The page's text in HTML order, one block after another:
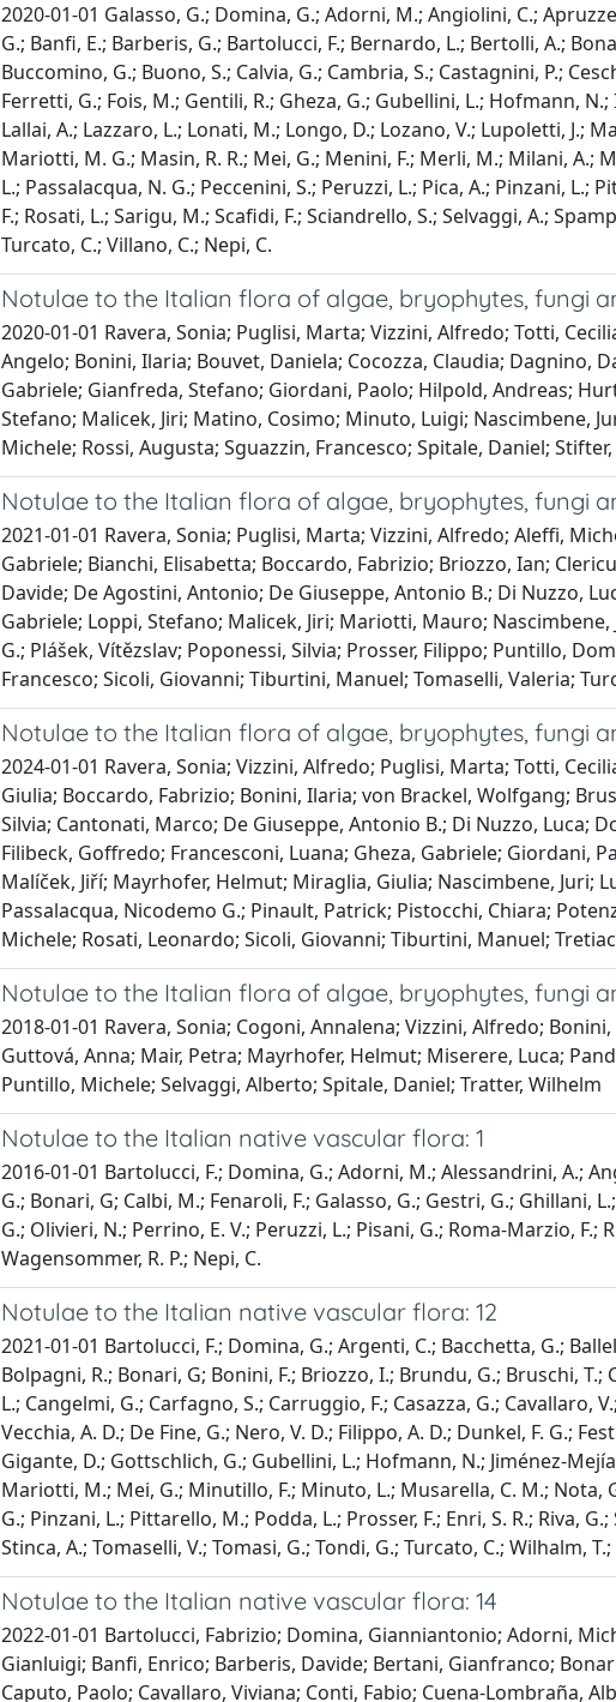
2020-01-01 Galasso, G.; Domina, G.; Adorni, M.; Angiolini, C.;
G.; Banfi, E.; Barberis, G.; Bartolucci, F.; Bernardo, L.; Bertolli, A.;
Buccomino, G.; Buono, S.; Calvia, G.; Cambria, S.; Castagnini, P.;
Ferretti, G.; Fois, M.; Gentili, R.; Gheza, G.; Gubellini, L.; Hofmann,
Lallai, A.; Lazzaro, L.; Lonati, M.; Longo, D.; Lozano, V.; Lupoletti, J.;
Mariotti, M. G.; Masin, R. R.; Mei, G.; Menini, F.; Merli, M.; Milani,
L.; Passalacqua, N. G.; Peccenini, S.; Peruzzi, L.; Pica, A.; Pinzani, L.;
F.; Rosati, L.; Sarigu, M.; Scafidi, F.; Sciandrello, S.; Selvaggi, A.;
Turcato, C.; Villano, C.; Nepi, C.
Notulae to the Italian flora of algae, bryophytes, fungi
2020-01-01 Ravera, Sonia; Puglisi, Marta; Vizzini, Alfredo; Totti,
Angelo; Bonini, Ilaria; Bouvet, Daniela; Cocozza, Claudia; Dagnino,
Gabriele; Gianfreda, Stefano; Giordani, Paolo; Hilpold, Andreas;
Stefano; Malicek, Jiri; Matino, Cosimo; Minuto, Luigi; Nascimbene,
Michele; Rossi, Augusta; Sguazzin, Francesco; Spitale, Daniel;
Notulae to the Italian flora of algae, bryophytes, fungi
2021-01-01 Ravera, Sonia; Puglisi, Marta; Vizzini, Alfredo; Aleffi,
Gabriele; Bianchi, Elisabetta; Boccardo, Fabrizio; Briozzo, Ian;
Davide; De Agostini, Antonio; De Giuseppe, Antonio B.; Di Nuzzo,
Gabriele; Loppi, Stefano; Malicek, Jiri; Mariotti, Mauro;
G.; Plášek, Vítězslav; Poponessi, Silvia; Prosser, Filippo; Puntillo,
Francesco; Sicoli, Giovanni; Tiburtini, Manuel; Tomaselli, Valeria;
Notulae to the Italian flora of algae, bryophytes, fungi
2024-01-01 Ravera, Sonia; Vizzini, Alfredo; Puglisi, Marta; Totti,
Giulia; Boccardo, Fabrizio; Bonini, Ilaria; von Brackel, Wolfgang;
Silvia; Cantonati, Marco; De Giuseppe, Antonio B.; Di Nuzzo, Luca;
Filibeck, Goffredo; Francesconi, Luana; Gheza, Gabriele; Giordani,
Malíček, Jiří; Mayrhofer, Helmut; Miraglia, Giulia; Nascimbene, Juri;
Passalacqua, Nicodemo G.; Pinault, Patrick; Pistocchi, Chiara;
Michele; Rosati, Leonardo; Sicoli, Giovanni; Tiburtini, Manuel;
Notulae to the Italian flora of algae, bryophytes, fungi
2018-01-01 Ravera, Sonia; Cogoni, Annalena; Vizzini, Alfredo;
Guttová, Anna; Mair, Petra; Mayrhofer, Helmut; Miserere, Luca;
Puntillo, Michele; Selvaggi, Alberto; Spitale, Daniel; Tratter, Wilhelm
Notulae to the Italian native vascular flora: 1
2016-01-01 Bartolucci, F.; Domina, G.; Adorni, M.; Alessandrini, A.;
G.; Bonari, G; Calbi, M.; Fenaroli, F.; Galasso, G.; Gestri, G.; Ghillani,
G.; Olivieri, N.; Perrino, E. V.; Peruzzi, L.; Pisani, G.; Roma-Marzio, F.;
Wagensommer, R. P.; Nepi, C.
Notulae to the Italian native vascular flora: 12
2021-01-01 Bartolucci, F.; Domina, G.; Argenti, C.; Bacchetta, G.;
Bolpagni, R.; Bonari, G; Bonini, F.; Briozzo, I.; Brundu, G.; Bruschi,
L.; Cangelmi, G.; Carfagno, S.; Carruggio, F.; Casazza, G.; Cavallaro,
Vecchia, A. D.; De Fine, G.; Nero, V. D.; Filippo, A. D.; Dunkel, F. G.;
Gigante, D.; Gottschlich, G.; Gubellini, L.; Hofmann, N.; Jiménez-
Mariotti, M.; Mei, G.; Minutillo, F.; Minuto, L.; Musarella, C. M.; Nota,
G.; Pinzani, L.; Pittarello, M.; Podda, L.; Prosser, F.; Enri, S. R.; Riva,
Stinca, A.; Tomaselli, V.; Tomasi, G.; Tondi, G.; Turcato, C.; Wilhalm,
Notulae to the Italian native vascular flora: 14
2022-01-01 Bartolucci, Fabrizio; Domina, Gianniantonio; Adorni,
Gianluigi; Banfi, Enrico; Barberis, Davide; Bertani, Gianfranco;
Caputo, Paolo; Cavallaro, Viviana; Conti, Fabio; Cuena-Lombraña,